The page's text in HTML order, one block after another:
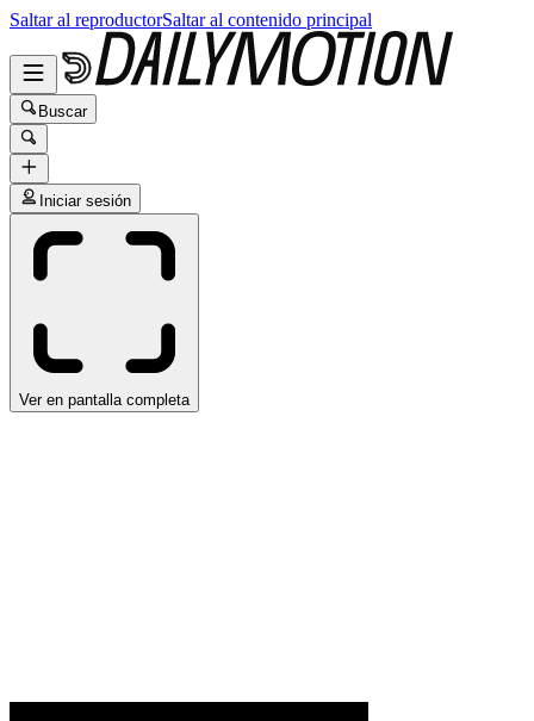
Saltar al reproductorSaltar al contenido principal
Buscar
Iniciar sesión
Ver en pantalla completa